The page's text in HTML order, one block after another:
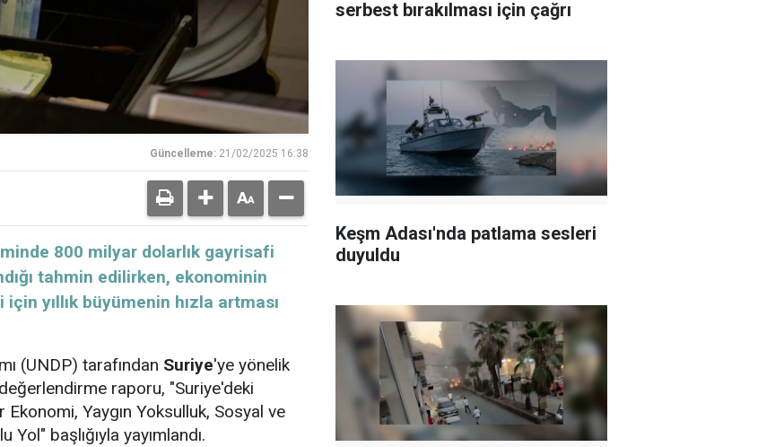
Güncelleme: 21/02/2025 16:38
800 milyar dolarlık gayrisafi
tahmin edilirken, ekonominin
yıllık büyümenin hızla artması
(UNDP) tarafından Suriye'ye yönelik
raporu, "Suriye'deki
Ekonomi, Yaygın Yoksulluk, Sosyal ve
başlığıyla yayımlandı.
serbest bırakılması için çağrı
Keşm Adası'nda patlama sesleri
duyuldu